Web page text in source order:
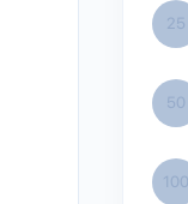
25
50
100